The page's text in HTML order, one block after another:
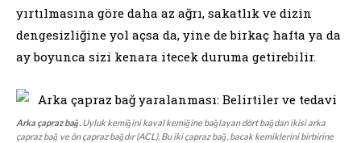
yırtılmasına göre daha az ağrı, sakatlık ve dizin
dengesizliğine yol açsa da, yine de birkaç hafta ya da
ay boyunca sizi kenara itecek duruma getirebilir.
Arka çapraz bağ. Uyluk kemiğini kaval kemiğine bağlayan dört bağdan ikisi arka
çapraz bağ ve ön çapraz bağdır (ACL). Bu iki çapraz bağ, bacak kemiklerini birbirine